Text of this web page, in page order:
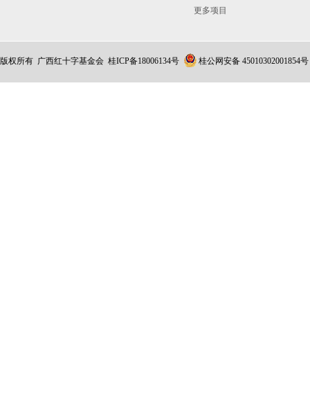
更多项目
版权所有 广西红十字基金会 桂ICP备18006134号 桂公网安备 45010302001854号